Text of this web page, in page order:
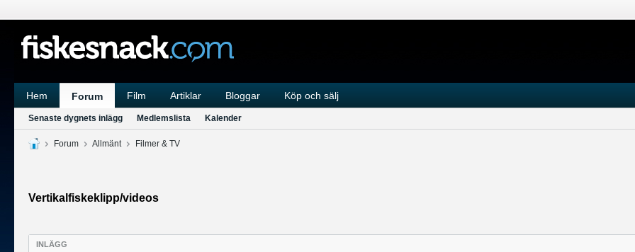
Hem Forum Film Artiklar Bloggar Köp och sälj
Senaste dygnets inlägg Medlemslista Kalender
Forum Allmänt Filmer & TV
Vertikalfiskeklipp/videos
INLÄGG